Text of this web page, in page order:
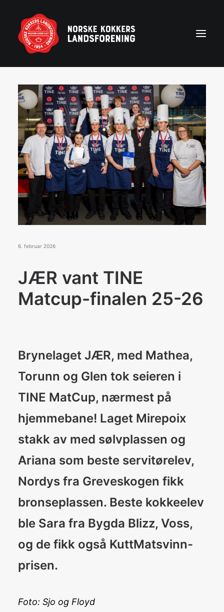
Forside
Aktuelt
Om NKL
Kontakt NKL-foreninger
Bli medlem
Årshjul
Partnerprogram
Rekruttering
Konkurranser
BLI MEDLEM
6. februar 2026
JÆR vant TINE
Matcup-finalen 25-26
Brynelaget JÆR, med Mathea,
Torunn og Glen tok seieren i
TINE MatCup, nærmest på
hjemmebane! Laget Mirepoix
stakk av med sølvplassen og
Ariana som beste servitørelev,
Nordys fra Greveskogen fikk
bronseplassen. Beste kokkeelev
ble Sara fra Bygda Blizz, Voss,
og de fikk også KuttMatsvinn-
prisen.
Foto: Sjo og Floyd